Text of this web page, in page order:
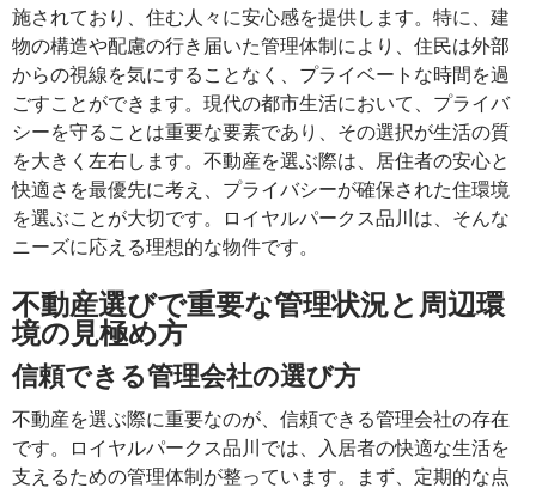
施されており、住む人々に安心感を提供します。特に、建
物の構造や配慮の行き届いた管理体制により、住民は外部
からの視線を気にすることなく、プライベートな時間を過
ごすことができます。現代の都市生活において、プライバ
シーを守ることは重要な要素であり、その選択が生活の質
を大きく左右します。不動産を選ぶ際は、居住者の安心と
快適さを最優先に考え、プライバシーが確保された住環境
を選ぶことが大切です。ロイヤルパークス品川は、そんな
ニーズに応える理想的な物件です。
不動産選びで重要な管理状況と周辺環
境の見極め方
信頼できる管理会社の選び方
不動産を選ぶ際に重要なのが、信頼できる管理会社の存在
です。ロイヤルパークス品川では、入居者の快適な生活を
支えるための管理体制が整っています。まず、定期的な点